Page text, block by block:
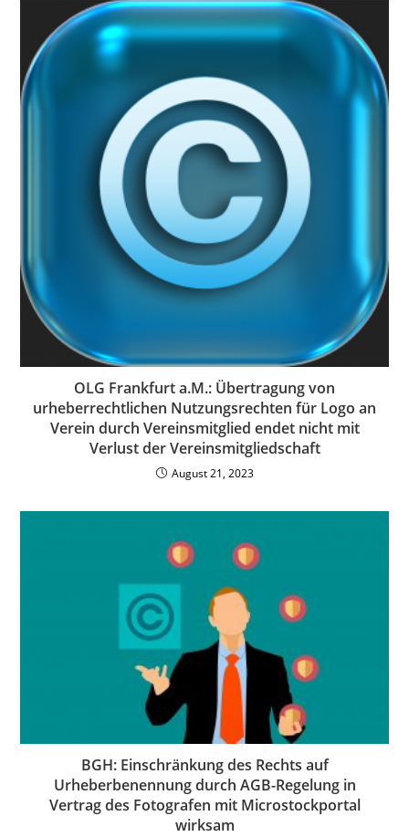
OLG Frankfurt a.M.: Übertragung von
urheberrechtlichen Nutzungsrechten für Logo an
Verein durch Vereinsmitglied endet nicht mit
Verlust der Vereinsmitgliedschaft
August 21, 2023
BGH: Einschränkung des Rechts auf
Urheberbenennung durch AGB-Regelung in
Vertrag des Fotografen mit Microstockportal
wirksam